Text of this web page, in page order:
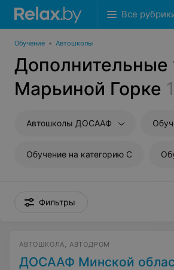
Все
Обучение • Автошколы
Дополнительные
Марьиной Горке 1
Автошколы ДОСААФ
Обучение на категорию C
Фильтры
АВТОШКОЛА, АВТОДРОМ
ДОСААФ Минской